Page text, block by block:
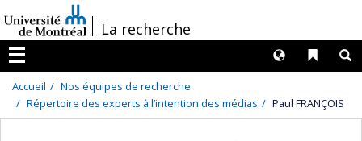
au
contenu
/La recherche
Menu
Liens
Langues
Accueil
Nos équipes de recherche
Répertoire des experts à l’intention des médias
Paul FRANÇOIS